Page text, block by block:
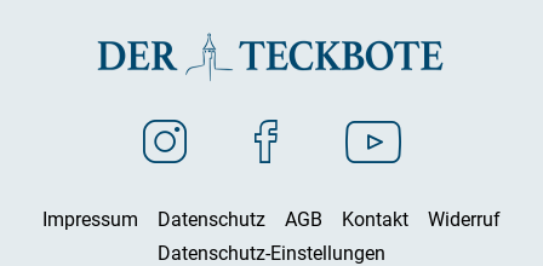
Impressum Datenschutz AGB Kontakt
Widerruf
Datenschutz-Einstellungen